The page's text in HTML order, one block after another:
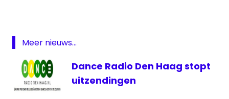
Sabine
Vandeputte
Standplaats
Meer nieuws...
Dance Radio Den Haag stopt
uitzendingen